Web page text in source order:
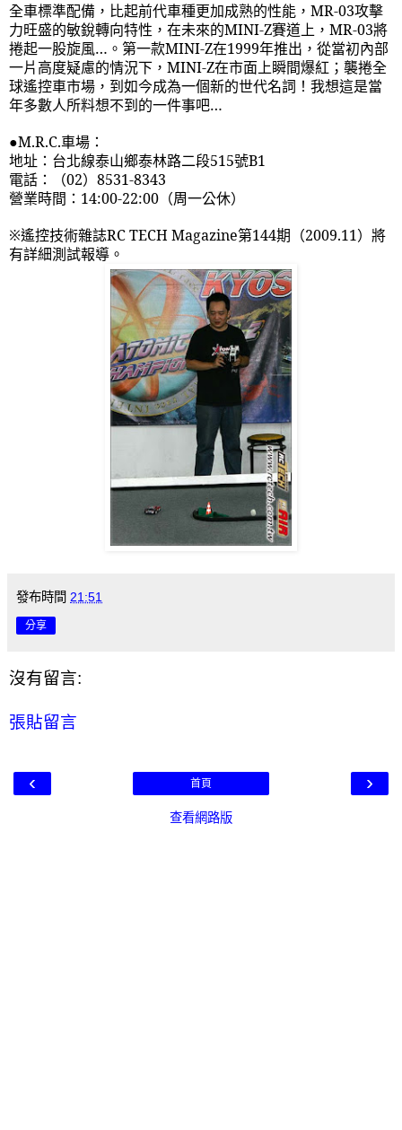
全車標準配備，比起前代車種更加成熟的性能， MR-03攻擊
力旺盛的敏銳轉向特性，在未來的MINI-Z賽道上， MR-03將
捲起一股旋風…。第一款MINI-Z在1999年推出，從當初內部
一片高度疑慮的情況下， MINI-Z在市面上瞬間爆紅；襲捲全
球遙控車市場，到如今成為一個新的世代名詞！我想這是當
年多數人所料想不到的一件事吧…
●M.R.C.車場：
地址：台北線泰山鄉泰林路二段515號B1
電話：（02） 8531-8343
營業時間： 14:00-22:00 （周一公休）
※遙控技術雜誌RC TECH Magazine第144期（2009.11）將
有詳細測試報導。
發布時間 21:51
分享
沒有留言:
張貼留言
‹ ›
首頁
查看網路版